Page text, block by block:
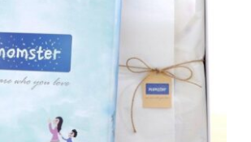
momster 新生兒彌月禮盒